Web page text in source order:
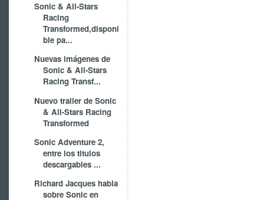
Sonic & All-Stars
Racing
Transformed,disponi
ble pa...
Nuevas imágenes de
Sonic & All-Stars
Racing Transf...
Nuevo trailer de Sonic
& All-Stars Racing
Transformed
Sonic Adventure 2,
entre los titulos
descargables ...
Richard Jacques habla
sobre Sonic en